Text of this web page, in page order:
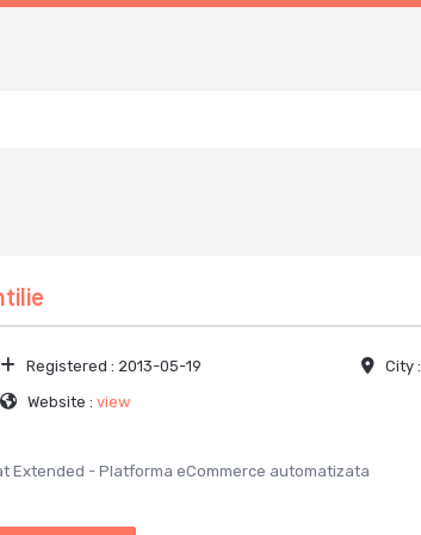
Registered : 2013-05-19 City :
Website : view
Extended - Platforma eCommerce automatizata